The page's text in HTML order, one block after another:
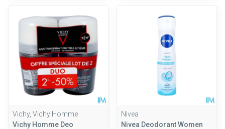
Vichy, Vichy Homme
Vichy Homme Deo
Nivea
Nivea Deodorant Women